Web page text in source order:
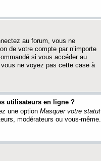
au forum, vous ne
de votre compte par n’importe
si vous accéder au
ne voyez pas cette case à
utilisateurs en ligne ?
une option Masquer votre statut
modérateurs ou vous-même.